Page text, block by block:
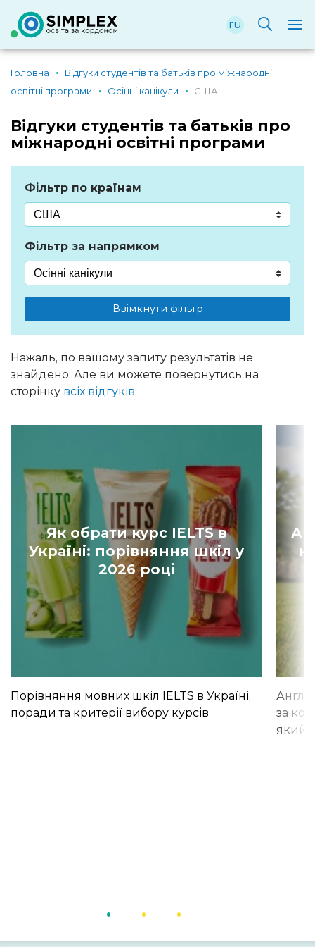
ru
Головна
Відгуки студентів та батьків про міжнародні
освітні програми
Осінні канікули США
Відгуки студентів та батьків про
міжнародні освітні програми
Фільтр по країнам
Фільтр за напрямком
Ввімкнути фільтр
Нажаль, по вашому запиту результатів не
знайдено. Але ви можете повернутись на
сторінку всіх відгуків.
Як обрати курс IELTS в
Україні: порівняння шкіл у
2026 році
Порівняння мовних шкіл IELTS в Україні,
поради та критерії вибору курсів
за
який